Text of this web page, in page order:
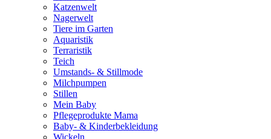
Katzenwelt
Nagerwelt
Tiere im Garten
Aquaristik
Terraristik
Teich
Umstands- & Stillmode
Milchpumpen
Stillen
Mein Baby
Pflegeprodukte Mama
Baby- & Kinderbekleidung
Wickeln